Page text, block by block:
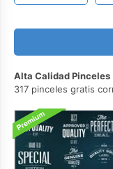
Alta Calidad Pinceles
317 pinceles gratis